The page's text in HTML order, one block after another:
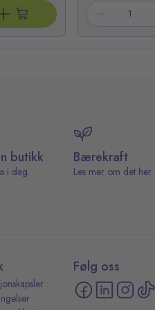
butikk
i dag.
Bærekraft
Les mer om det her
Følg oss